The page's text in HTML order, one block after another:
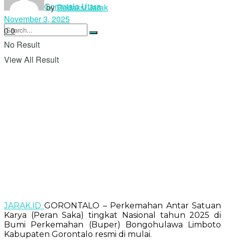
Gorontalo Utara
No Result
View All Result
byRedaksi Jarak
November 3, 2025
00
JARAK.IDGORONTALO – Perkemahan Antar Satuan
Karya (Peran Saka) tingkat Nasional tahun 2025 di
Bumi Perkemahan (Buper) Bongohulawa Limboto
Kabupaten Gorontalo resmi di mulai.